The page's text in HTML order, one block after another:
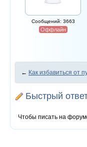
Сообщений: 3663
Оффлайн
← Как избавиться от
Быстрый
Чтобы писать на